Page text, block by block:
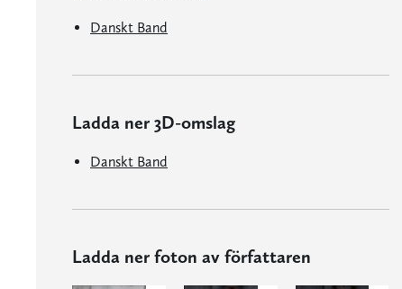
Danskt Band
Ladda ner 3D-omslag
Danskt Band
Ladda ner foton av författaren